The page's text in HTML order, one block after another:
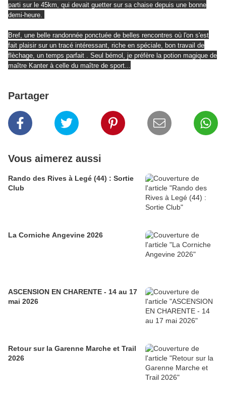
parti sur le 45km, qui devait guetter sur sa chaise depuis une bonne
demi-heure.
Bref, une belle randonnée ponctuée de belles rencontres où l'on s'est
fait plaisir sur un tracé intéressant, riche en spéciale, bon travail de
flèchage, un temps parfait . Seul bémol, je préfère la potion magique de
maître Kanter à celle du maître de sport...
Partager
Vous aimerez aussi
Rando des Rives à Legé (44) : Sortie
Club
La Corniche Angevine 2026
ASCENSION EN CHARENTE - 14 au 17
mai 2026
Retour sur la Garenne Marche et Trail
2026